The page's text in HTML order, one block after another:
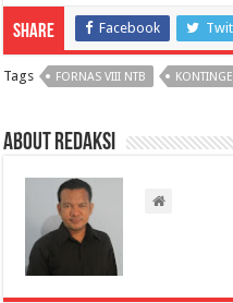
Share Facebook
Tags FORNAS VIII NTB
About Redaksi